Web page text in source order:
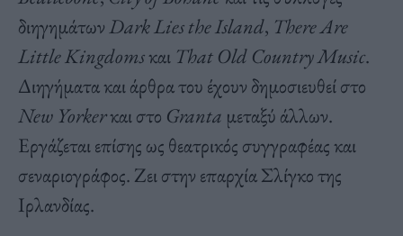
διηγημάτωνDarkLiestheIsland, ThereAre
LittleKingdomsκαι That Old CountryMusic.
Διηγήματα και άρθρα του έχουν δημοσιευθεί στο
New Yorkerκαι στο Granta μεταξύ άλλων.
Εργάζεται επίσης ως θεατρικός συγγραφέας και
σεναριογράφος. Ζει στην επαρχία Σλίγκο της
Ιρλανδίας.